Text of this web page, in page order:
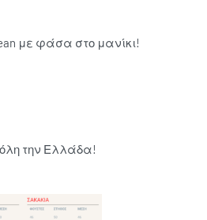
με φάσα στο μανίκι!
την Ελλάδα!